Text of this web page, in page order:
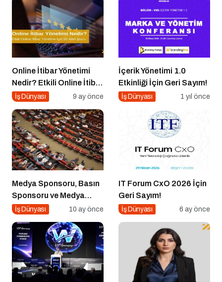
Online İtibar Yönetimi
Nedir? Etkili Online İtibar
Yönetimi İçin 10 Altın
İş Dünyası 9 ay önce
İçerik Yönetimi 1.0
Etkinliği İçin Geri Sayım!
İş Dünyası 1 yıl önce
Medya Sponsoru, Basın
Sponsoru ve Medya
Partneri Ne Demek?
İş Dünyası 10 ay önce
IT Forum CxO 2026 İçin
Geri Sayım!
İş Dünyası 6 ay önce